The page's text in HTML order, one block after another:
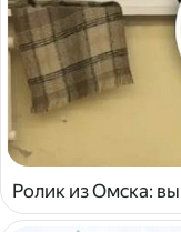
Ролик из Омска: